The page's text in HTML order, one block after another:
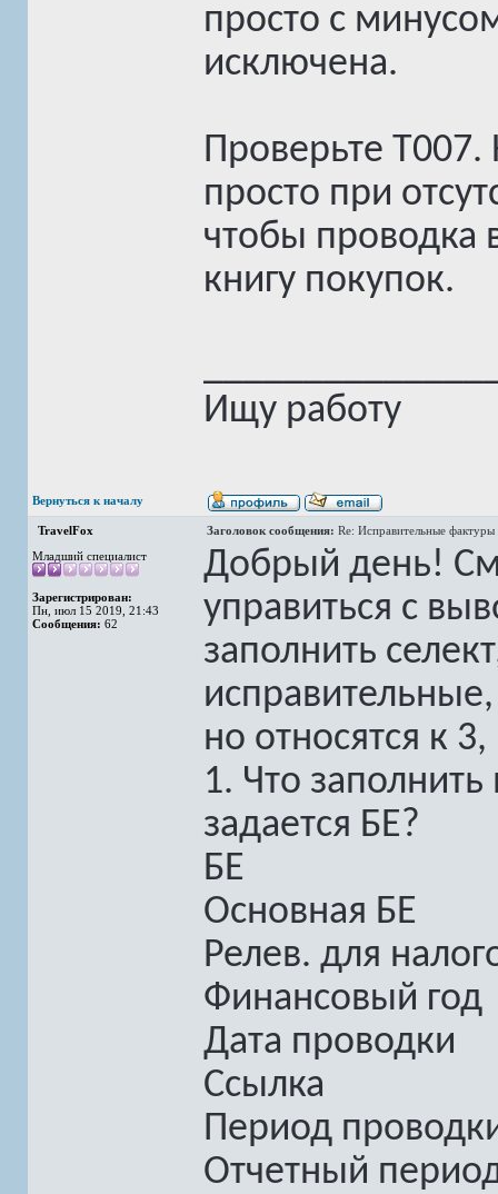
просто с
исключена.
Проверьте
просто при
чтобы проводка
книгу покупок.
Ищу работу
Вернуться к началу
TravelFox Заголовок сообщения: Re: Исправительные
Младший специалист
Зарегистрирован:
Пн, июл 15 2019, 21:43
Сообщения: 62
Добрый день!
управиться с
заполнить
но относятся к
1. Что
задается БЕ?
БЕ
Основная БЕ
Релев. для
Финансовый год
Дата проводки
Ссылка
Период
Отчетный